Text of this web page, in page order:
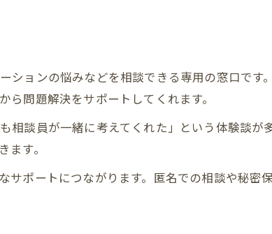
ションの悩みなどを相談できる専用の窓口です
問題解決をサポートしてくれます。
相談員が一緒に考えてくれた」という体験談が
す。
ポートにつながります。匿名での相談や秘密